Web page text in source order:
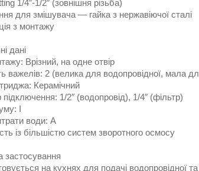
1/4″-1/2″ (зовнішня різьба)
для змішувача — гайка з нержавіючої сталі
з монтажу
дані
Врізний, на одне отвір
важелів: 2 (велика для водопровідної, мала
Керамічний
підключення: 1/2″ (водопровід), 1/4″ (фільтр)
I
води: A
із більшістю систем зворотного осмосу
застосування
на кухнях для подачі водопровідної